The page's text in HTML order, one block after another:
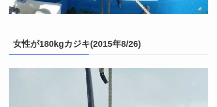
女性が180kgカジキ(2015年8/26)